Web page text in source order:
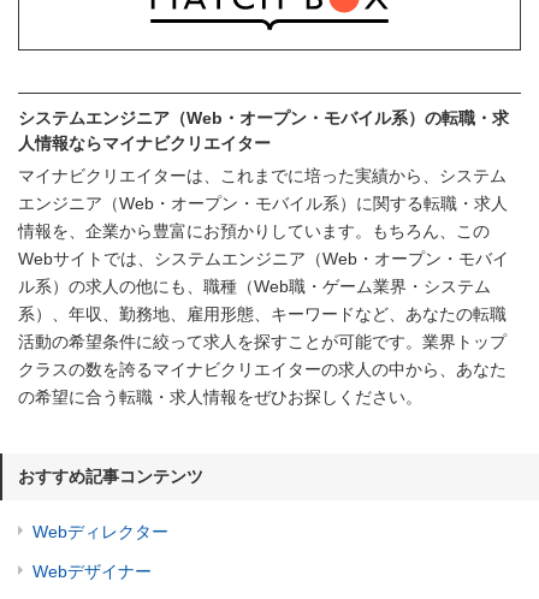
システムエンジニア（Web・オープン・モバイル系）の転職・求
人情報ならマイナビクリエイター
マイナビクリエイターは、これまでに培った実績から、システム
エンジニア（Web・オープン・モバイル系）に関する転職・求人
情報を、企業から豊富にお預かりしています。もちろん、この
Webサイトでは、システムエンジニア（Web・オープン・モバイ
ル系）の求人の他にも、職種（Web職・ゲーム業界・システム
系）、年収、勤務地、雇用形態、キーワードなど、あなたの転職
活動の希望条件に絞って求人を探すことが可能です。業界トップ
クラスの数を誇るマイナビクリエイターの求人の中から、あなた
の希望に合う転職・求人情報をぜひお探しください。
おすすめ記事コンテンツ
Webディレクター
Webデザイナー